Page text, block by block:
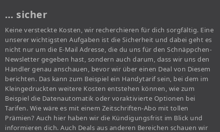
… sicher
Keine versteckte Kosten, wir recherchieren für dich sorgfältig. Eine
unserer wichtigsten Aufgaben ist die Sicherheit und dabei geht es
nicht nur um die E-Mail Adresse, die du uns für den Schnäppchen-
Newsletter gegeben hast, sondern auch darum, dass wir uns den
Händler genau anschauen, bevor wir über einen Deal von Diesem
berichten. Das kann zum Beispiel ein Handytarif sein, bei dem im
Kleingedruckten weitere Kosten entstehen können, wie zum
Beispiel die Datenautomatik oder voraktivierte Optionen bei
Tarifen. Wie wäre es mit einem Zeitschriften-Abo mit tollen
Prämien? Auch hier haben wir die Kündigungsfrist im Blick und
informieren dich. Auch Deals aus anderen Bereichen schauen wir